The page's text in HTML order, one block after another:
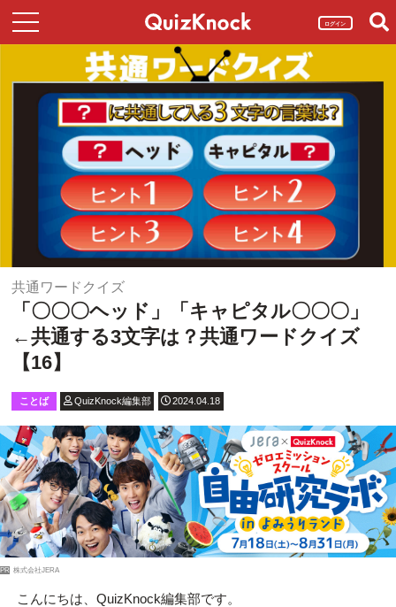
ログイン
共通ワードクイズ
「〇〇〇ヘッド」「キャピタル〇〇〇」
←共通する3文字は？共通ワードクイズ
【16】
ことば QuizKnock編集部 2024.04.18
PR 株式会社JERA
こんにちは、QuizKnock編集部です。